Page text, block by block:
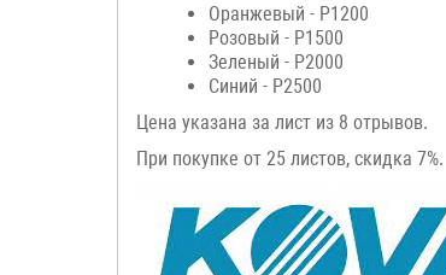
Оранжевый - P1200
Розовый - P1500
Зеленый - P2000
Синий - P2500
Цена указана за лист из 8 отрывов.
При покупке от 25 листов, скидка 7%.